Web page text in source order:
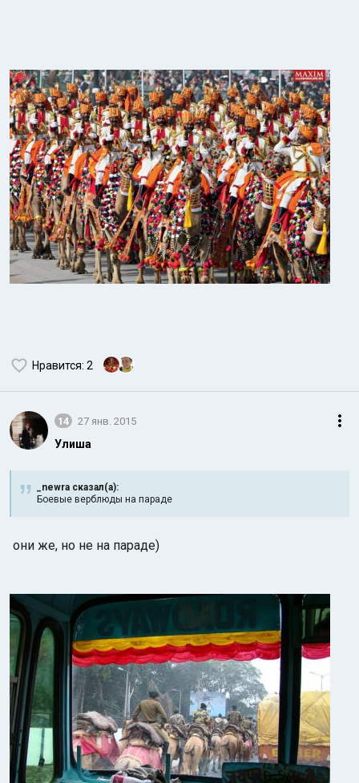
Нравится: 2
14 27 янв. 2015
Улиша
_newra сказал(а):
Боевые верблюды на параде
они же, но не на параде)